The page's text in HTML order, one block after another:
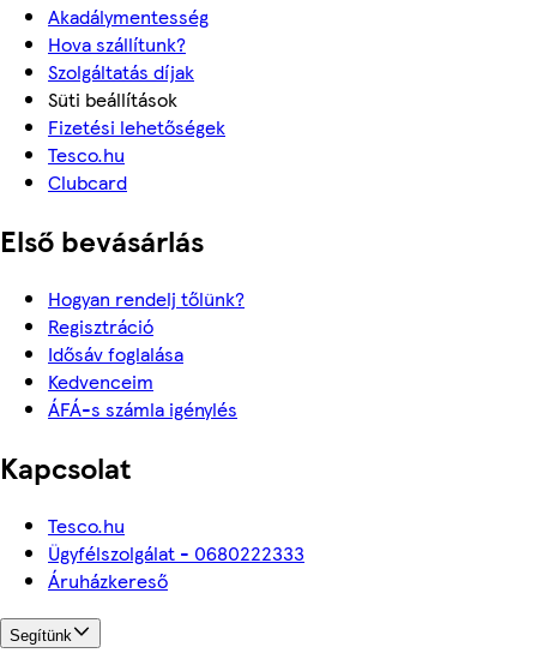
Akadálymentesség
Hova szállítunk?
Szolgáltatás díjak
Süti beállítások
Fizetési lehetőségek
Tesco.hu
Clubcard
Első bevásárlás
Hogyan rendelj tőlünk?
Regisztráció
Idősáv foglalása
Kedvenceim
ÁFÁ-s számla igénylés
Kapcsolat
Tesco.hu
Ügyfélszolgálat - 0680222333
Áruházkereső
Segítünk